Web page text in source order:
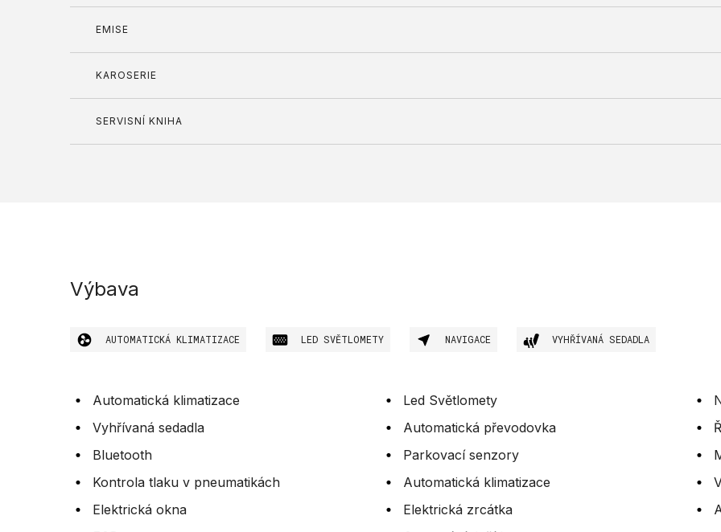
EMISE
KAROSERIE
SERVISNÍ KNIHA
Výbava
AUTOMATICKÁ KLIMATIZACE LED SVĚTLOMETY NAVIGACE VYHŘÍVANÁ SEDADLA
Automatická klimatizace Led Světlomety
Vyhřívaná sedadla
Automatická převodovka
Bluetooth
Parkovací senzory
Kontrola tlaku v pneumatikách
Automatická klimatizace
Elektrická okna
Elektrická zrcátka